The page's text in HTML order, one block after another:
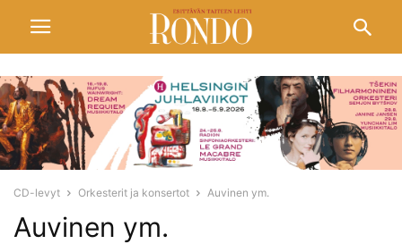
CD-levyt Orkesterit ja konsertot Auvinen ym.
Auvinen ym.